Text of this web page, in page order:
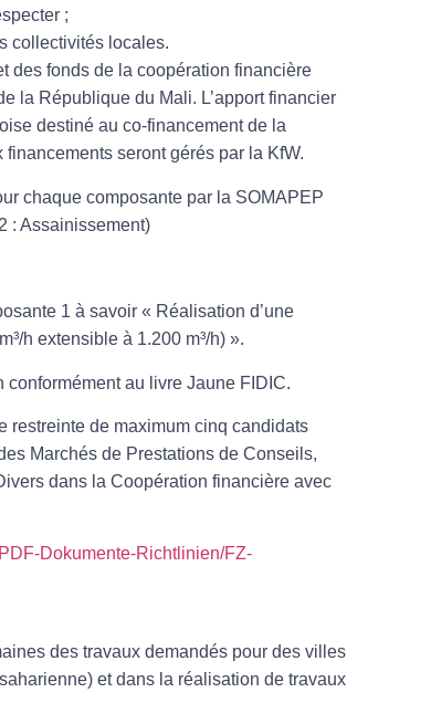
;
collectivités locales.
des fonds de la coopération financière
la République du Mali. L’apport financier
destiné au co-financement de la
seront gérés par la KfW.
chaque composante par la SOMAPEP
: Assainissement)
1 à savoir « Réalisation d’une
h extensible à 1.200 m³/h) ».
au livre Jaune FIDIC.
restreinte de maximum cinq candidats
Marchés de Prestations de Conseils,
dans la Coopération financière avec
Dokumente-Richtlinien/FZ-
des travaux demandés pour des villes
et dans la réalisation de travaux